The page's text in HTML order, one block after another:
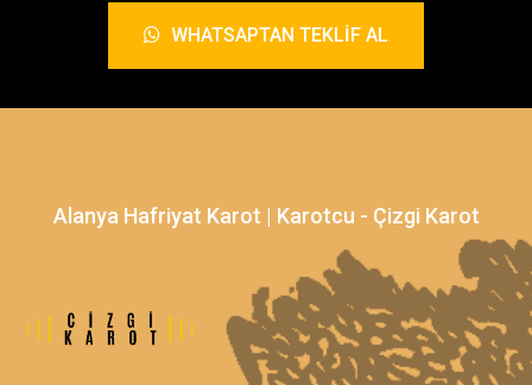
WHATSAPTAN TEKLIF AL
Alanya Hafriyat Karot | Karotcu - Çizgi Karot